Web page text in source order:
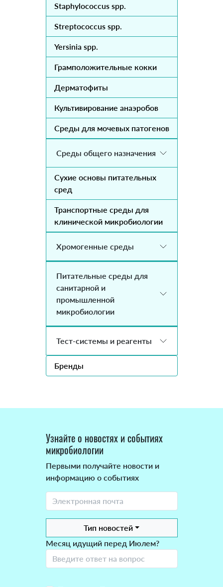
Staphylococcus spp.
Streptococcus spp.
Yersinia spp.
Грамположительные кокки
Дерматофиты
Культивирование анаэробов
Среды для мочевых патогенов
Среды общего назначения
Сухие основы питательных
сред
Транспортные среды для
клинической микробиологии
Хромогенные среды
Питательные среды для
санитарной и
промышленной
микробиологии
Тест-системы и реагенты
Бренды
Узнайте о новостях и событиях
микробиологии
Первыми получайте новости и
информацию о событиях
Тип новостей
Месяц идущий перед Июлем?